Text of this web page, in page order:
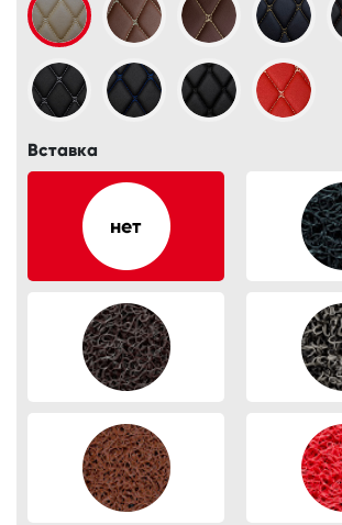
Вставка